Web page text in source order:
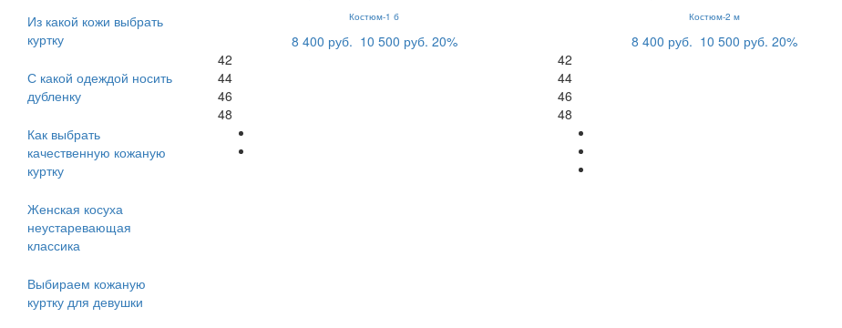
Из какой кожи выбрать
куртку
С какой одеждой носить
дубленку
Как выбрать
качественную кожаную
куртку
Женская косуха
неустаревающая
классика
Выбираем кожаную
куртку для девушки
Костюм-1 б
8 400 руб. 10 500 руб. 20%
42
44
46
48
Костюм-2 м
8 400 руб. 10 500 руб. 20%
42
44
46
48